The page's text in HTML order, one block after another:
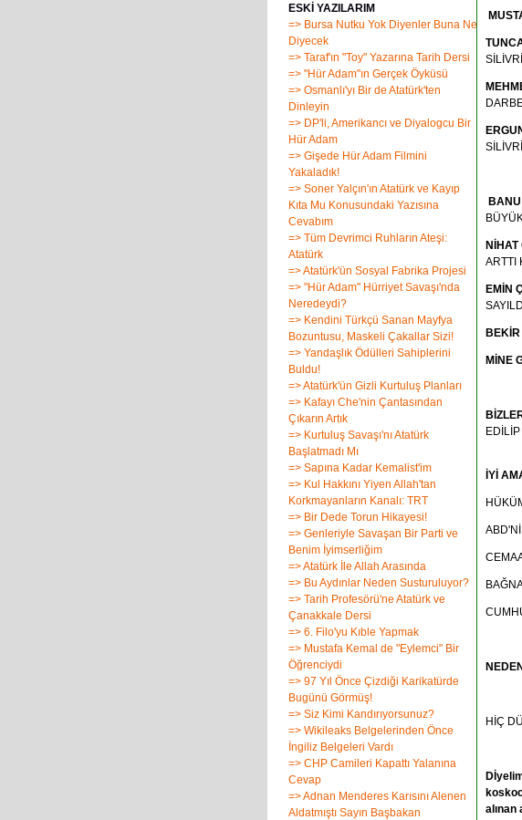
ESKİ YAZILARIM
=> Bursa Nutku Yok Diyenler Buna Ne
Diyecek
=> Taraf'ın "Toy" Yazarına Tarih Dersi
=> "Hür Adam"ın Gerçek Öyküsü
=> Osmanlı'yı Bir de Atatürk'ten
Dinleyin
=> DP'li, Amerikancı ve Diyalogcu Bir
Hür Adam
=> Gişede Hür Adam Filmini
Yakaladık!
=> Soner Yalçın'ın Atatürk ve Kayıp
Kıta Mu Konusundaki Yazısına
Cevabım
=> Tüm Devrimci Ruhların Ateşi:
Atatürk
=> Atatürk'ün Sosyal Fabrika Projesi
=> "Hür Adam" Hürriyet Savaşı'nda
Neredeydi?
=> Kendini Türkçü Sanan Mayfya
Bozuntusu, Maskeli Çakallar Sizi!
=> Yandaşlık Ödülleri Sahiplerini
Buldu!
=> Atatürk'ün Gizli Kurtuluş Planları
=> Kafayı Che'nin Çantasından
Çıkarın Artık
=> Kurtuluş Savaşı'nı Atatürk
Başlatmadı Mı
=> Sapına Kadar Kemalist'im
=> Kul Hakkını Yiyen Allah'tan
Korkmayanların Kanalı: TRT
=> Bir Dede Torun Hikayesi!
=> Genleriyle Savaşan Bir Parti ve
Benim İyimserliğim
=> Atatürk İle Allah Arasında
=> Bu Aydınlar Neden Susturuluyor?
=> Tarih Profesörü'ne Atatürk ve
Çanakkale Dersi
=> 6. Filo'yu Kıble Yapmak
=> Mustafa Kemal de "Eylemci" Bir
Öğrenciydi
=> 97 Yıl Önce Çizdiği Karikatürde
Bugünü Görmüş!
=> Siz Kimi Kandırıyorsunuz?
=> Wikileaks Belgelerinden Önce
İngiliz Belgeleri Vardı
=> CHP Camileri Kapattı Yalanına
Cevap
=> Adnan Menderes Karısını Alenen
Aldatmıştı Sayın Başbakan
NİHAT
ARTTI
EMİN
BEKİR
MİNE
İYİ
HİÇ
alınan